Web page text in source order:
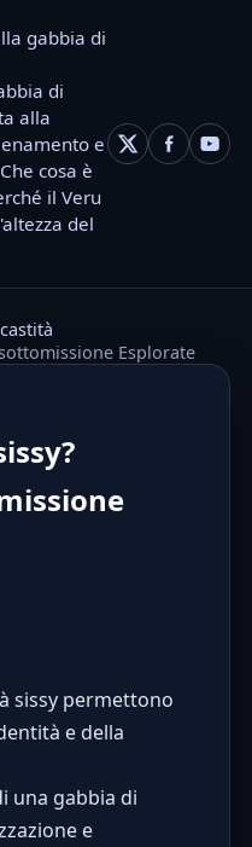
gabbia di
di
alla
e
Che cosa è
il Veru
del
Esplorate
sissy permettono
e della
una gabbia di
e